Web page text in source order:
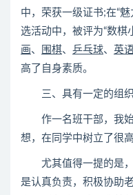
中，荣获一级证书;在“
选活动中，被评为“数棋
画、 围棋、 乒乓球、 英
高了自身素质。
三、具有一定的组织
作一名班干部，我始
想，在同学中树立了很高
尤其值得一提的是，
是认真负责，积极协助